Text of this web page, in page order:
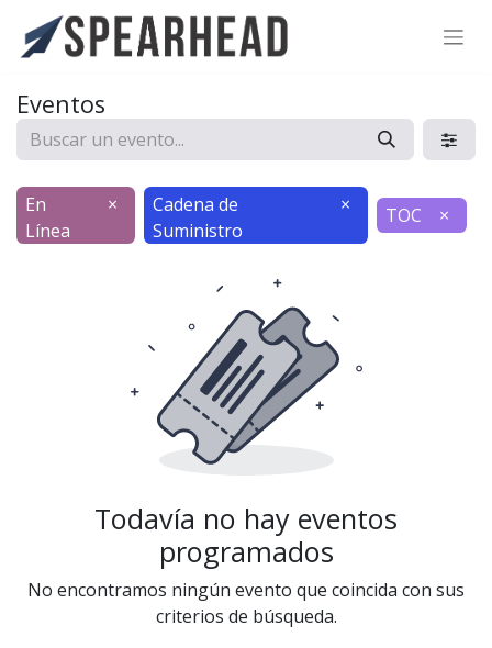
Eventos
En
Línea
×
Cadena de
Suministro
× TOC ×
Todavía no hay eventos
programados
No encontramos ningún evento que coincida con sus
criterios de búsqueda.